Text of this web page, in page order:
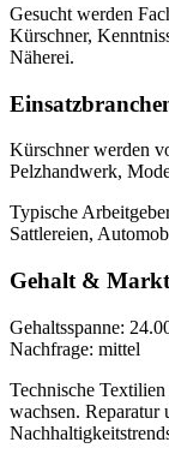
Gesucht werden
Kürschner,
Näherei.
Kürschnerwerden
Pelzhandwerk,
Typische
Sattlereien,
Gehalt &
Gehaltsspanne:
Nachfrage: mittel
Technische
wachsen. Reparatur